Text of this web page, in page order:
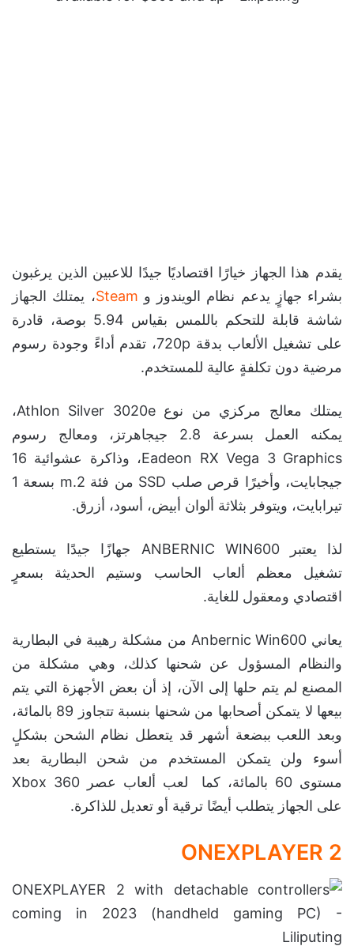
يقدم هذا الجهاز خيارًا اقتصاديًا جيدًا للاعبين الذين يرغبون
بشراء جهازٍ يدعم نظام الويندوز و Steam، يمتلك الجهاز
شاشة قابلة للتحكم باللمس بقياس 5.94 بوصة، قادرة
على تشغيل الألعاب بدقة 720p، تقدم أداءً وجودة رسوم
مرضية دون تكلفةٍ عالية للمستخدم.
يمتلك معالج مركزي من نوع Athlon Silver 3020e،
يمكنه العمل بسرعة 2.8 جيجاهرتز، ومعالج رسوم
Eadeon RX Vega 3 Graphics، وذاكرة عشوائية 16
جيجابايت، وأخيرًا قرص صلب SSD من فئة m.2 بسعة 1
تيرابايت، ويتوفر بثلاثة ألوان أبيض، أسود، أزرق.
لذا يعتبر ANBERNIC WIN600 جهازًا جيدًا يستطيع
تشغيل معظم ألعاب الحاسب وستيم الحديثة بسعرٍ
اقتصادي ومعقول للغاية.
يعاني Anbernic Win600 من مشكلة رهيبة في البطارية
والنظام المسؤول عن شحنها كذلك، وهي مشكلة من
المصنع لم يتم حلها إلى الآن، إذ أن بعض الأجهزة التي يتم
بيعها لا يتمكن أصحابها من شحنها بنسبة تتجاوز 89 بالمائة،
وبعد اللعب ببضعة أشهر قد يتعطل نظام الشحن بشكلٍ
أسوء ولن يتمكن المستخدم من شحن البطارية بعد
مستوى 60 بالمائة، كما لعب ألعاب عصر Xbox 360
على الجهاز يتطلب أيضًا ترقية أو تعديل للذاكرة.
ONEXPLAYER 2